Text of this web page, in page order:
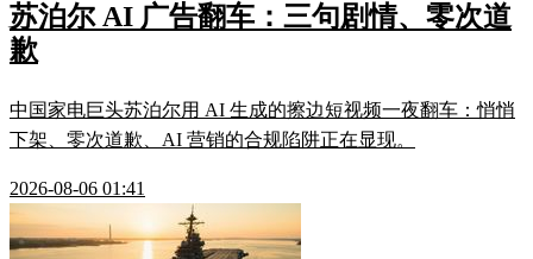
苏泊尔 AI 广告翻车：三句剧情、零次道
歉
中国家电巨头苏泊尔用 AI 生成的擦边短视频一夜翻车：悄悄
下架、零次道歉、AI 营销的合规陷阱正在显现。
2026-08-06 01:41